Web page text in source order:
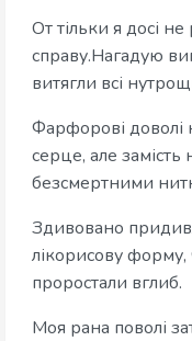
От тільки я досі
справу.Нагадую
витягли всі
Фарфорові доволі
серце, але замість
безсмертними
Здивовано
лікорисову форму,
проростали вглиб.
Моя рана поволі